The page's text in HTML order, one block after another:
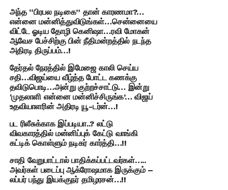
அந்த “பிரபல நடிகை” தான் காரணமா?…
என்னை மன்னித்துவிடுங்கள்…சென்னையை
விட்டே ஓடிய தோழி கெனிஷா…ரவி மோகன்
ஆவேச பேச்சிற்கு பின் நீதிமன்றத்தில் நடந்த
அதிரடி திருப்பம்…!
தேர்தல் நேரத்தில் இமேஜை காலி செய்ய
சதி…விஜய்யை வீழ்த்த போட்ட கணக்கு
தவிடுபொடி…அன்று குற்றச்சாட்டு… இன்று
‘முதலாளி என்னை மன்னிச்சிருங்க’… விஜய்
உதவியாளரின் அதிரடி யூ-டர்ன்…!
பட ரிலீசுக்காக இப்படியா..? லட்டு
விவகாரத்தில் மன்னிப்புக் கேட்டு வாங்கி
கட்டிக் கொள்ளும் நடிகர் கார்த்தி…!!
சாதி வேறுபாட்டால் பாதிக்கப்பட்டவர்கள்…..
அவர்கள் படைப்பு ஆக்ரோஷமாக இருக்கும் –
லப்பர் பந்து இயக்குநர் தமிழரசன்…!!